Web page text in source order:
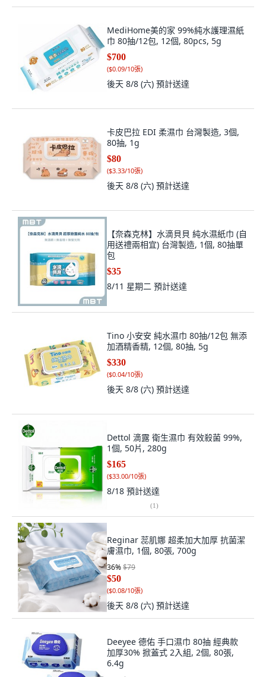
MediHome美的家 99%純水護理濕紙
巾 80抽/12包, 12個, 80pcs, 5g
$700
($0.09/10張)
後天 8/8 (六) 預計送達
卡皮巴拉 EDI 柔濕巾 台灣製造, 3個,
80抽, 1g
$80
($3.33/10張)
後天 8/8 (六) 預計送達
【奈森克林】水滴貝貝 純水濕紙巾 (自
用送禮兩相宜) 台灣製造, 1個, 80抽單
包
$35
8/11 星期二 預計送達
Tino 小安安 純水濕巾 80抽/12包 無添
加酒精香精, 12個, 80抽, 5g
$330
($0.04/10張)
後天 8/8 (六) 預計送達
Dettol 滴露 衛生濕巾 有效殺菌 99%,
1個, 50片, 280g
$165
($33.00/10張)
8/18 預計送達
(1)
Reginar 蕊肌娜 超柔加大加厚 抗菌潔
膚濕巾, 1個, 80張, 700g
36%$79
$50
($0.08/10張)
後天 8/8 (六) 預計送達
Deeyee 德佑 手口濕巾 80抽 經典款
加厚30% 掀蓋式 2入組, 2個, 80張,
6.4g